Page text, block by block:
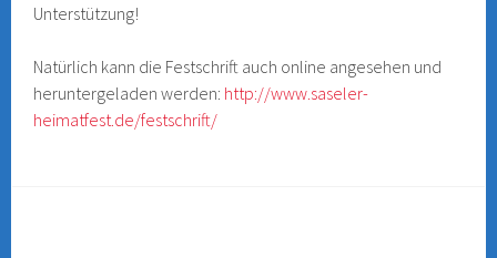
Unterstützung!
Natürlich kann die Festschrift auch online angesehen und
heruntergeladen werden: http://www.saseler-
heimatfest.de/festschrift/